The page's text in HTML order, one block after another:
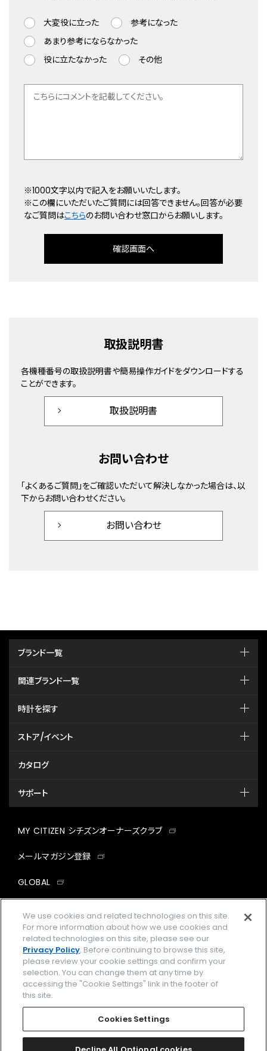
大変役に立った
参考になった
あまり参考にならなかった
役に立たなかった
その他
※1000文字以内で記入をお願いいたします。
※この欄にいただいたご質問には回答できません。回答が必要
なご質問はこちらのお問い合わせ窓口からお願いします。
確認画面へ
取扱説明書
各機種番号の取扱説明書や簡易操作ガイドをダウンロードする
ことができます。
取扱説明書
お問い合わせ
「よくあるご質問」をご確認いただいて解決しなかった場合は、以
下からお問い合わせください。
お問い合わせ
ブランド一覧
関連ブランド一覧
時計を探す
ストア/イベント
カタログ
サポート
MY CITIZEN シチズンオーナーズクラブ
メールマガジン登録
GLOBAL
facebookinstagramtwitter
企業情報 ご利用規約
プライバシーポリシー Cookies Settings
Amazon PayはAmazon.com, Inc.またはその関連会社の商標です。
We use cookies and related technologies on this site.
For more information about how we use cookies and
related technologies on this site, please see our
Privacy Policy. Before continuing to browse this site,
please review your cookie settings and confirm your
selection. You can change them at any time by
accessing the "Cookie Settings" link in the footer of
this site.
Cookies Settings